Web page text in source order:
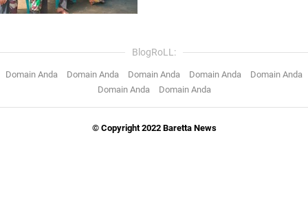
BlogRoLL:
Domain Anda Domain Anda Domain Anda Domain Anda
Domain Anda
Domain Anda
Domain Anda
© Copyright 2022 Baretta News